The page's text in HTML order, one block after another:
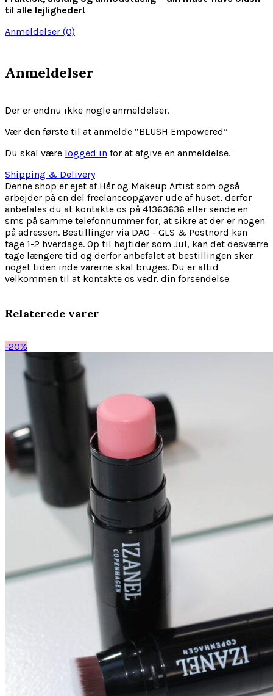
til alle lejligheder!
Anmeldelser (0)
Anmeldelser
Der er endnu ikke nogle anmeldelser.
Vær den første til at anmelde “BLUSH Empowered”
Du skal være logged in for at afgive en anmeldelse.
Shipping & Delivery
Denne shop er ejet af Hår og Makeup Artist som også
arbejder på en del freelanceopgaver ude af huset, derfor
anbefales du at kontakte os på 41363636 eller sende en
sms på samme telefonnummer for, at sikre at der er nogen
på adressen. Bestillinger via DAO - GLS & Postnord kan
tage 1-2 hverdage. Op til højtider som Jul, kan det desværre
tage længere tid og derfor anbefalet at bestillingen sker
noget tiden inde varerne skal bruges. Du er altid
velkommen til at kontakte os vedr. din forsendelse
Relaterede varer
-20%